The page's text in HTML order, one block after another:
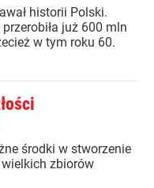
historii Polski.
już 600 mln
w tym roku 60.
środki w stworzenie
zbiorów